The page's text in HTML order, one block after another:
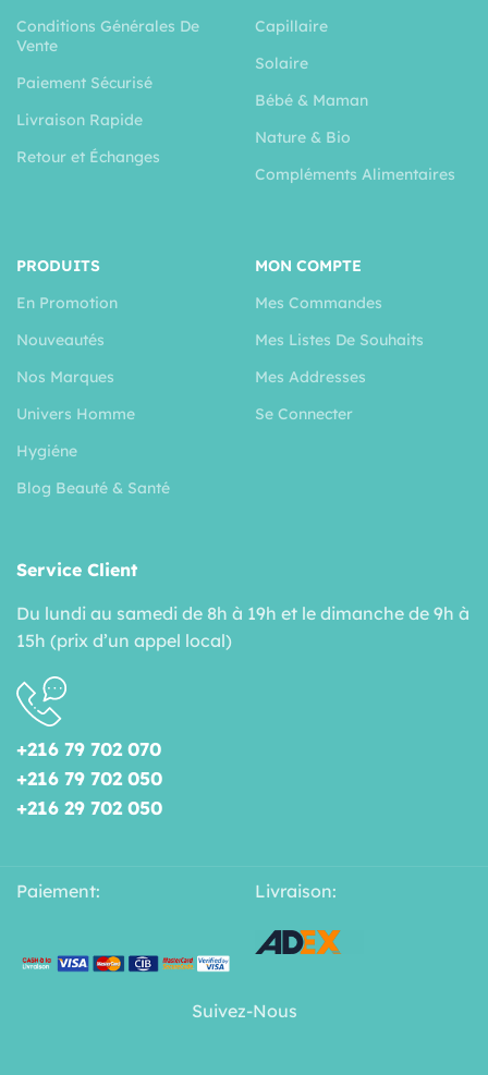
Conditions Générales De
Vente
Paiement Sécurisé
Livraison Rapide
Retour et Échanges
Capillaire
Solaire
Bébé & Maman
Nature & Bio
Compléments Alimentaires
PRODUITS
En Promotion
Nouveautés
Nos Marques
Univers Homme
Hygiéne
Blog Beauté & Santé
MON COMPTE
Mes Commandes
Mes Listes De Souhaits
Mes Addresses
Se Connecter
Service Client
Du lundi au samedi de 8h à 19h et le dimanche de 9h à
15h (prix d’un appel local)
+216 79 702 070
+216 79 702 050
+216 29 702 050
Paiement: Livraison:
Suivez-Nous